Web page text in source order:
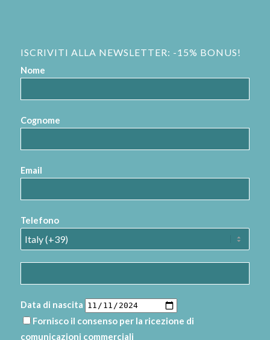
ISCRIVITI ALLA NEWSLETTER: -15% BONUS!
Nome
Cognome
Email
Telefono
Data di nascita
Fornisco il consenso per la ricezione di
comunicazioni commerciali